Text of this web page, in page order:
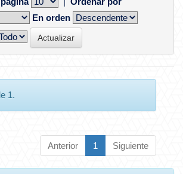
En orden
1.
Anterior 1 Siguiente